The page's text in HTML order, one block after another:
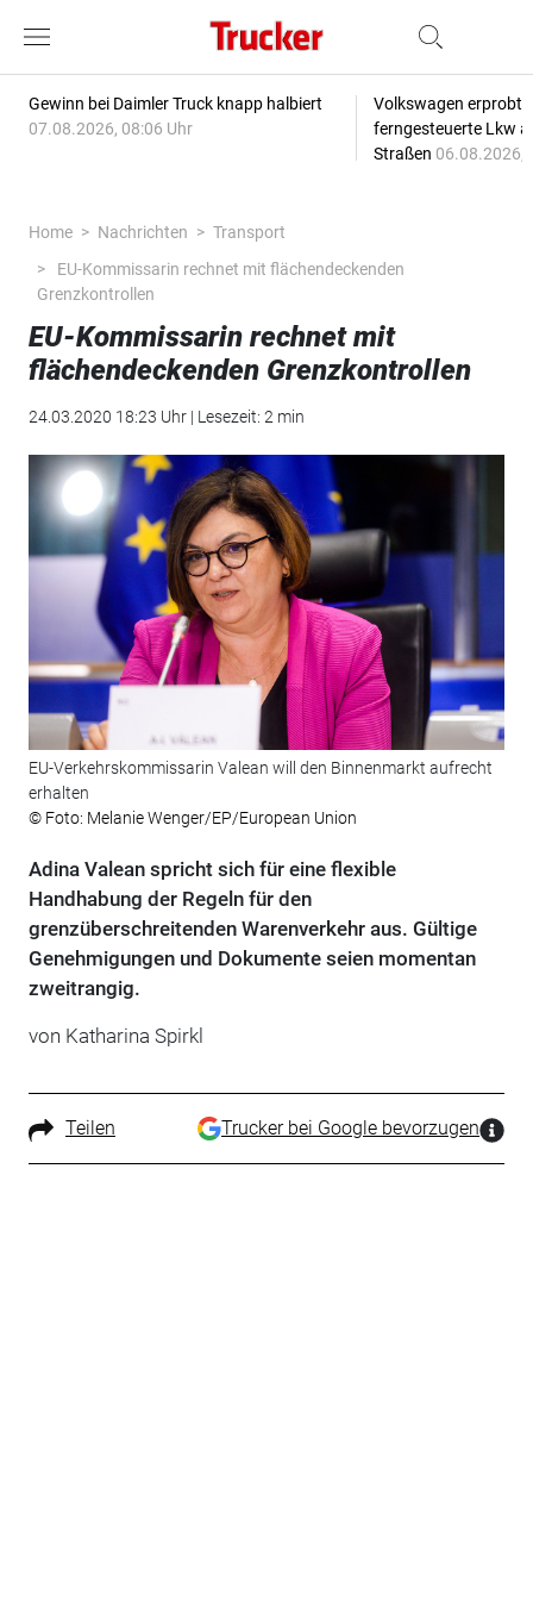
Gewinn bei Daimler Truck knapp halbiert
07.08.2026, 08:06 Uhr
Volkswagen erprobt
ferngesteuerte Lkw
Straßen 06.08.2026,
Home Nachrichten
Transport
EU-Kommissarin rechnet mit flächendeckenden
Grenzkontrollen
EU-Kommissarin rechnet mit
flächendeckenden Grenzkontrollen
24.03.2020 18:23 Uhr | Lesezeit: 2 min
EU-Verkehrskommissarin Valean will den Binnenmarkt aufrecht
erhalten
© Foto: Melanie Wenger/EP/European Union
Adina Valean spricht sich für eine flexible
Handhabung der Regeln für den
grenzüberschreitenden Warenverkehr aus. Gültige
Genehmigungen und Dokumente seien momentan
zweitrangig.
von Katharina Spirkl
Teilen Trucker bei Google bevorzugen